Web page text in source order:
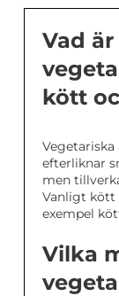
Vad
kött
efterliknar
men
Vanligt kött
exempel
Vilka